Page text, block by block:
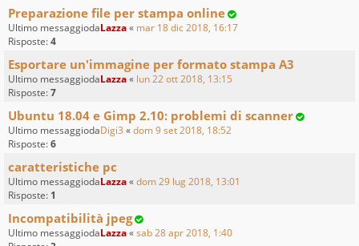
Preparazione file per stampa online
Ultimo messaggiodaLazza« mar 18 dic 2018, 16:17
Risposte:4
Esportare un'immagine per formato stampa A3
Ultimo messaggiodaLazza« lun 22 ott 2018, 13:15
Risposte:7
Ubuntu 18.04 e Gimp 2.10: problemi di scanner
Ultimo messaggiodaDigi3 «dom 9 set 2018, 18:52
Risposte:6
caratteristiche pc
Ultimo messaggiodaLazza«dom 29 lug 2018, 13:01
Risposte: 1
Incompatibilità jpeg
Ultimo messaggiodaLazza«sab 28 apr 2018, 1:40